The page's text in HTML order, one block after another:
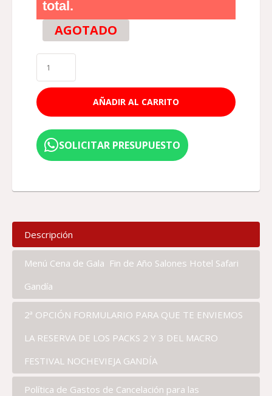
total.
AGOTADO
AÑADIR AL CARRITO
SOLICITAR PRESUPUESTO
Descripción
Menú Cena de Gala Fin de Año Salones Hotel Safari
Gandía
2ª OPCIÓN FORMULARIO PARA QUE TE ENVIEMOS
LA RESERVA DE LOS PACKS 2 Y 3 DEL MACRO
FESTIVAL NOCHEVIEJA GANDÍA
Política de Gastos de Cancelación para las